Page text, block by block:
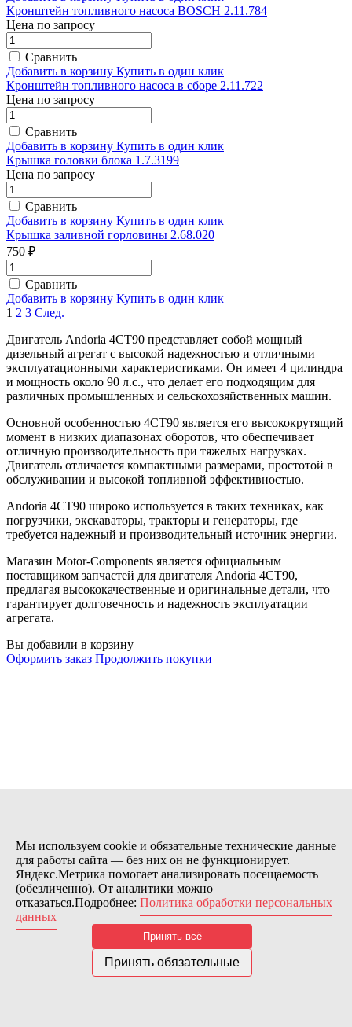
Кронштейн топливного насоса BOSCH 2.11.784
Цена по запросу
Сравнить
Добавить в корзину Купить в один клик
Кронштейн топливного насоса в сборе 2.11.722
Цена по запросу
Сравнить
Добавить в корзину Купить в один клик
Крышка головки блока 1.7.3199
Цена по запросу
Сравнить
Добавить в корзину Купить в один клик
Крышка заливной горловины 2.68.020
750 ₽
Сравнить
Добавить в корзину Купить в один клик
1 2 3 След.
Двигатель Andoria 4CT90 представляет собой мощный
дизельный агрегат с высокой надежностью и отличными
эксплуатационными характеристиками. Он имеет 4 цилиндра
и мощность около 90 л.с., что делает его подходящим для
различных промышленных и сельскохозяйственных машин.
Основной особенностью 4CT90 является его высококрутящий
момент в низких диапазонах оборотов, что обеспечивает
отличную производительность при тяжелых нагрузках.
Двигатель отличается компактными размерами, простотой в
обслуживании и высокой топливной эффективностью.
Andoria 4CT90 широко используется в таких техниках, как
погрузчики, экскаваторы, тракторы и генераторы, где
требуется надежный и производительный источник энергии.
Магазин Motor-Components является официальным
поставщиком запчастей для двигателя Andoria 4CT90,
предлагая высококачественные и оригинальные детали, что
гарантирует долговечность и надежность эксплуатации
агрегата.
Вы добавили в корзину
Оформить заказ Продолжить покупки
Мы используем cookie и обязательные технические данные
для работы сайта — без них он не функционирует.
Яндекс.Метрика помогает анализировать посещаемость
(обезличенно). От аналитики можно
отказаться.Подробнее: Политика обработки персональных
данных
Принять всё
Принять обязательные